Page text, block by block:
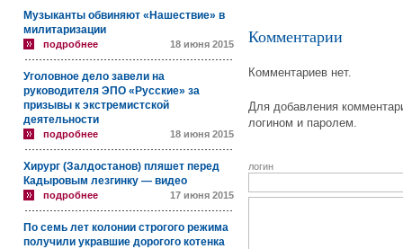
Музыканты обвиняют «Нашествие» в
милитаризации
подробнее 18 июня 2015
Уголовное дело завели на
руководителя ЭПО «Русские» за
призывы к экстремистской
деятельности
подробнее 18 июня 2015
Хирург (Залдостанов) пляшет перед
Кадыровым лезгинку — видео
подробнее 17 июня 2015
По семь лет колонии строгого режима
получили укравшие дорогого котенка
Комментарии
Комментариев нет.
Для добавления
логином и паролем.
логин